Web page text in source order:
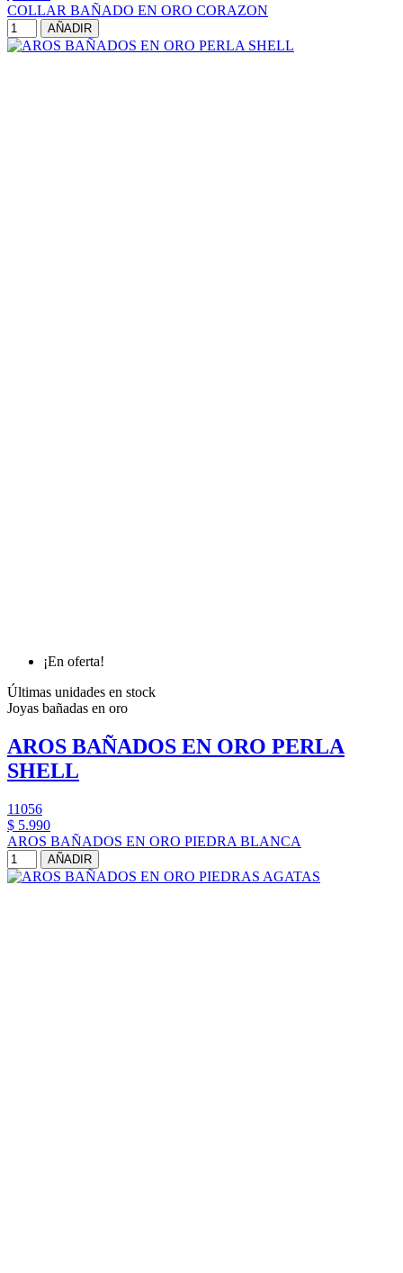
COLLAR BAÑADO EN ORO CORAZON
AÑADIR
¡En oferta!
Últimas unidades en stock
Joyas bañadas en oro
AROS BAÑADOS EN ORO PERLA
SHELL
11056
$ 5.990
AROS BAÑADOS EN ORO PIEDRA BLANCA
AÑADIR